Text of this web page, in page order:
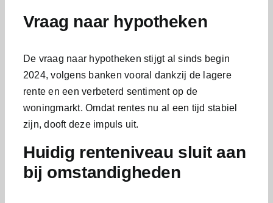
Vraag naar hypotheken
De vraag naar hypotheken stijgt al sinds begin
2024, volgens banken vooral dankzij de lagere
rente en een verbeterd sentiment op de
woningmarkt. Omdat rentes nu al een tijd stabiel
zijn, dooft deze impuls uit.
Huidig renteniveau sluit aan
bij omstandigheden